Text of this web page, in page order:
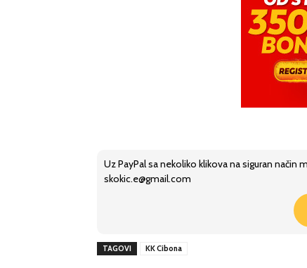
Uz PayPal sa nekoliko klikova na siguran
skokic.e@gmail.com
TAGOVI KK Cibona